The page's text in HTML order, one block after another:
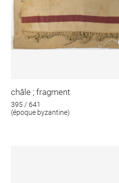
châle ; fragment
395 / 641
(époque byzantine)